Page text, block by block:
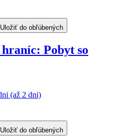
Uložiť do obľúbených
Pobyt so
(až 2 dni)
Uložiť do obľúbených